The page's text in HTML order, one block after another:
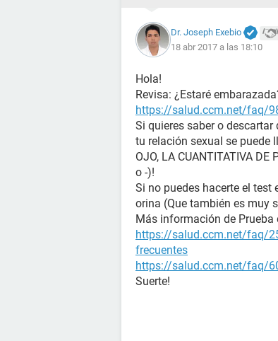
Dr. Joseph Exebio
18 abr 2017 a las 18:10
Hola!
Revisa: ¿Estaré
https://salud.ccm.net/faq/
Si quieres saber o
tu relación sexual se puede
OJO, LA CUANTITATIVA
o -)!
Si no puedes hacerte el test
orina (Que también es muy
Más información de Prueba
https://salud.ccm.net/faq/
frecuentes
https://salud.ccm.net/faq/
Suerte!